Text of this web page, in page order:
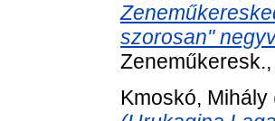
szorosan"
Kmoskó, Mihály